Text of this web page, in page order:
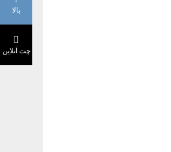
بالا
چت آنلاین